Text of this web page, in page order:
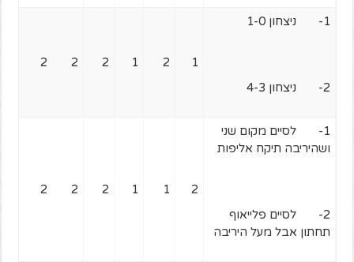
1- ניצחון 1-0
2- ניצחון 4-3
1
2
1
2
2
2
1- לסיים מקום שני
ושהיריבה תיקח אליפות
2- לסיים פלייאוף
תחתון אבל מעל היריבה
2
1
1
2
2
2